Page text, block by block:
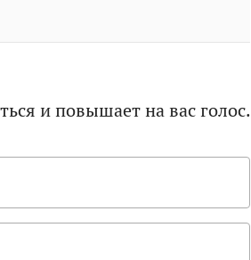
и повышает на вас голос.